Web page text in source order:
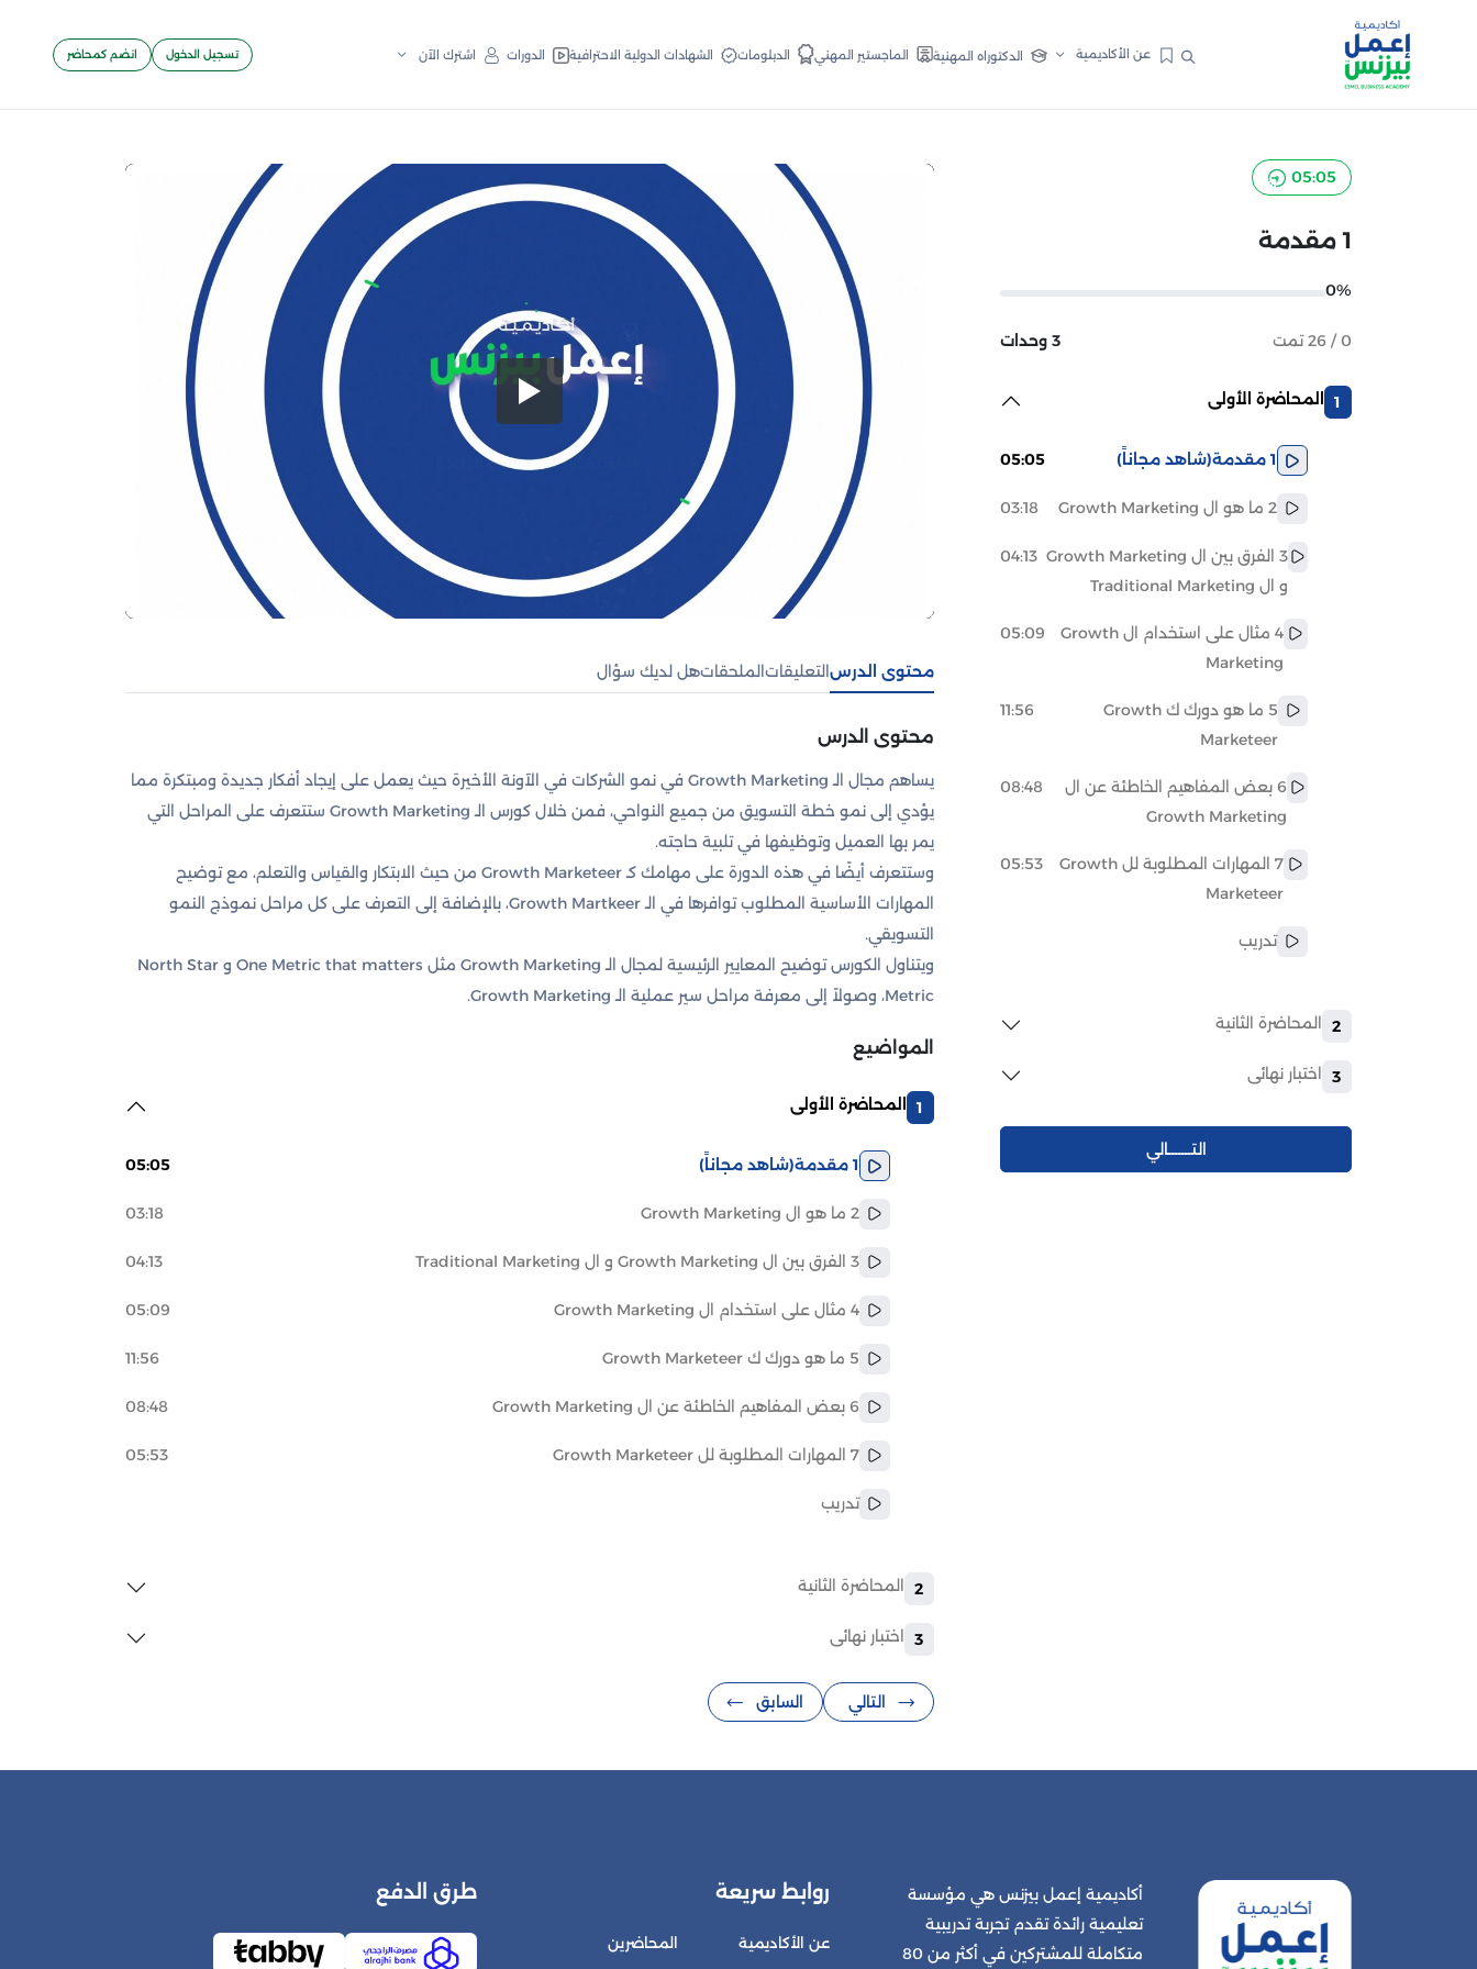
عن الأكاديمية الدكتوراه المهنية الماجستير المهني الدبلومات الشهادات الدولية الاحترافية الدورات اشترك الآن تسجيل الدخول انضم كمحاضر
05:05
1 مقدمة
0%
0 / 26 تمت 3 وحدات
1 المحاضرة الأولى
1 مقدمة (شاهد مجاناً) 05:05
2 ما هو ال Growth Marketing 03:18
3 الفرق بين ال Growth Marketing
و ال Traditional Marketing
04:13
4 مثال على استخدام ال Growth
Marketing
05:09
5 ما هو دورك ك Growth
Marketeer
11:56
6 بعض المفاهيم الخاطئة عن ال
Growth Marketing
08:48
7 المهارات المطلوبة لل Growth
Marketeer
05:53
تدريب
2 المحاضرة الثانية
3 اختبار نهائى
التـــــــالي
محتوى الدرس التعليقات الملحقاتهل لديك سؤال
محتوى الدرس
يساهم مجال الـ Growth Marketing في نمو الشركات في الآونة الأخيرة حيث يعمل على إيجاد أفكار جديدة ومبتكرة مما
يؤدي إلى نمو خطة التسويق من جميع النواحي، فمن خلال كورس الـ Growth Marketing ستتعرف على المراحل التي
يمر بها العميل وتوظيفها في تلبية حاجته.
وستتعرف أيضًا في هذه الدورة على مهامك كـ Growth Marketeer من حيث الابتكار والقياس والتعلم، مع توضيح
المهارات الأساسية المطلوب توافرها في الـ Growth Martkeer، بالإضافة إلى التعرف على كل مراحل نموذج النمو
التسويقي.
ويتناول الكورس توضيح المعايير الرئيسية لمجال الـ Growth Marketing مثل One Metric that matters و North Star
Metric، وصولاً إلى معرفة مراحل سير عملية الـ Growth Marketing.
المواضيع
1 المحاضرة الأولى
1 مقدمة (شاهد مجاناً) 05:05
2 ما هو ال Growth Marketing 03:18
3 الفرق بين ال Growth Marketing و ال Traditional Marketing 04:13
4 مثال على استخدام ال Growth Marketing 05:09
5 ما هو دورك ك Growth Marketeer 11:56
6 بعض المفاهيم الخاطئة عن ال Growth Marketing 08:48
7 المهارات المطلوبة لل Growth Marketeer 05:53
تدريب
2 المحاضرة الثانية
3 اختبار نهائى
التالي السابق
أكاديمية إعمل بيزنس هي مؤسسة
تعليمية رائدة تقدم تجربة تدريبية
متكاملة للمشتركين في أكثر من 80
روابط سريعة
عن الأكاديمية المحاضرين
طرق الدفع